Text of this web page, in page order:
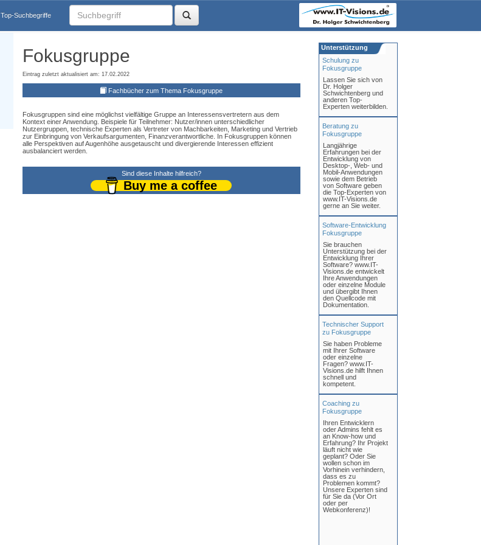
Top-Suchbegriffe
Fokusgruppe
Eintrag zuletzt aktualisiert am: 17.02.2022
Fachbücher zum Thema Fokusgruppe
Fokusgruppen sind eine möglichst vielfältige Gruppe an Interessensvertretern aus dem
Kontext einer Anwendung. Beispiele für Teilnehmer: Nutzer/innen unterschiedlicher
Nutzergruppen, technische Experten als Vertreter von Machbarkeiten, Marketing und Vertrieb
zur Einbringung von Verkaufsargumenten, Finanzverantwortliche. In Fokusgruppen können
alle Perspektiven auf Augenhöhe ausgetauscht und divergierende Interessen effizient
ausbalanciert werden.
Sind diese Inhalte hilfreich?
Buy me a coffee
Schulung zu
Fokusgruppe
Lassen Sie sich von
Dr. Holger
Schwichtenberg und
anderen Top-
Experten weiterbilden.
Beratung zu
Fokusgruppe
Langjährige
Erfahrungen bei der
Entwicklung von
Desktop-, Web- und
Mobil-Anwendungen
sowie dem Betrieb
von Software geben
die Top-Experten von
www.IT-Visions.de
gerne an Sie weiter.
Software-Entwicklung
Fokusgruppe
Sie brauchen
Unterstützung bei der
Entwicklung Ihrer
Software? www.IT-
Visions.de entwickelt
Ihre Anwendungen
oder einzelne Module
und übergibt Ihnen
den Quellcode mit
Dokumentation.
Technischer Support
zu Fokusgruppe
Sie haben Probleme
mit Ihrer Software
oder einzelne
Fragen? www.IT-
Visions.de hilft Ihnen
schnell und
kompetent.
Coaching zu
Fokusgruppe
Ihren Entwicklern
oder Admins fehlt es
an Know-how und
Erfahrung? Ihr Projekt
läuft nicht wie
geplant? Oder Sie
wollen schon im
Vorhinein verhindern,
dass es zu
Problemen kommt?
Unsere Experten sind
für Sie da (Vor Ort
oder per
Webkonferenz)!
Unterstützung